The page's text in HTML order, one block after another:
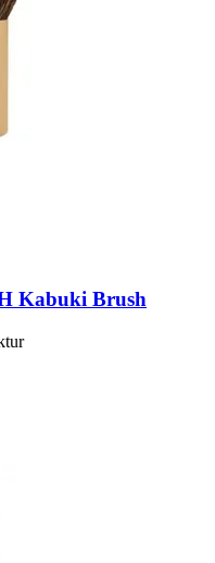
Kabuki Brush